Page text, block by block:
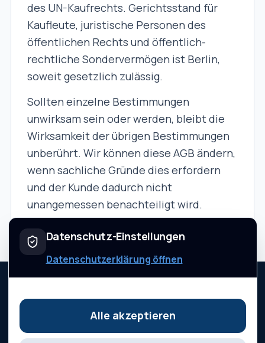
des UN-Kaufrechts. Gerichtsstand für
Kaufleute, juristische Personen des
öffentlichen Rechts und öffentlich-
rechtliche Sondervermögen ist Berlin,
soweit gesetzlich zulässig.
Sollten einzelne Bestimmungen
unwirksam sein oder werden, bleibt die
Wirksamkeit der übrigen Bestimmungen
unberührt. Wir können diese AGB ändern,
wenn sachliche Gründe dies erfordern
und der Kunde dadurch nicht
unangemessen benachteiligt wird.
workreport
StartseitePreiseHilfeRatgeberImpressumDatenschutz
Datenschutz-Einstellungen
Datenschutzerklärung öffnen
Alle akzeptieren